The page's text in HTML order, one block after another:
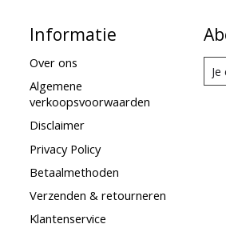
Informatie
Over ons
Algemene
verkoopsvoorwaarden
Disclaimer
Privacy Policy
Betaalmethoden
Verzenden & retourneren
Klantenservice